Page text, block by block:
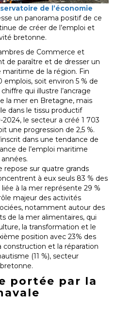
de l’économie
un panorama positif de ce
de créer de l’emploi et
bretonne.
de Commerce et
de paraître et de dresser un
maritime de la région. Fin
soit environ 5 % de
qui illustre l’ancrage
la mer en Bretagne, mais
dans le tissu productif
le secteur a créé 1 703
une progression de 2,5 %.
dans une tendance de
de l’emploi maritime
repose sur quatre grands
à eux seuls 83 % des
à la mer représente 29 %
majeur des activités
notamment autour des
de la mer alimentaires, qui
la transformation et le
position avec 23% des
construction et la réparation
(11 %), secteur
portée par la